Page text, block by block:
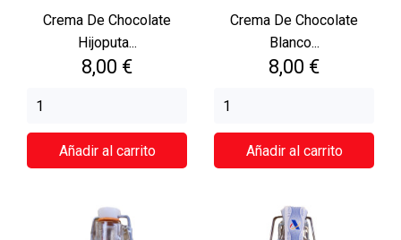
Crema De Chocolate
Hijoputa...
Precio
8,00 €
Añadir al carrito
Crema De Chocolate
Blanco...
Precio
8,00 €
Añadir al carrito